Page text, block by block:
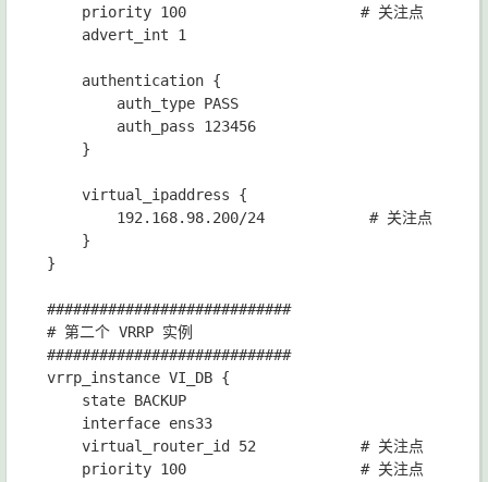
    priority 100                    # 关注点
    advert_int 1
    authentication {
        auth_type PASS
        auth_pass 123456
    }
    virtual_ipaddress {
        192.168.98.200/24            # 关注点
    }
}
############################
# 第二个 VRRP 实例
############################
vrrp_instance VI_DB {
    state BACKUP
    interface ens33
    virtual_router_id 52            # 关注点
    priority 100                    # 关注点